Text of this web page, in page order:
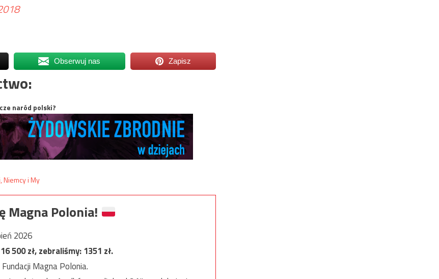
Obserwuj nas Zapisz
naród polski?
Magna Polonia!
2026
16 500zł, zebraliśmy:1351 zł.
Magna Polonia.